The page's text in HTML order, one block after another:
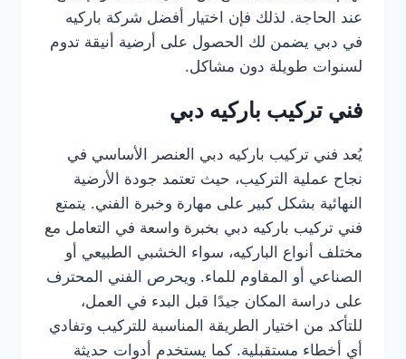
عند الحاجة. لذلك فإن اختيار أفضل شركة باركيه
في دبي يضمن لك الحصول على أرضية أنيقة تدوم
لسنوات طويلة دون مشاكل.
فني تركيب باركيه دبي
يُعد فني تركيب باركيه دبي العنصر الأساسي في
نجاح عملية التركيب، حيث تعتمد جودة الأرضية
النهائية بشكل كبير على مهارة وخبرة الفني. يتمتع
فني تركيب باركيه دبي بخبرة واسعة في التعامل مع
مختلف أنواع الباركيه، سواء الخشبي الطبيعي أو
الصناعي أو المقاوم للماء. ويحرص الفني المحترف
على دراسة المكان جيدًا قبل البدء في العمل،
للتأكد من اختيار الطريقة المناسبة للتركيب وتفادي
أي أخطاء مستقبلية. كما يستخدم أدوات حديثة